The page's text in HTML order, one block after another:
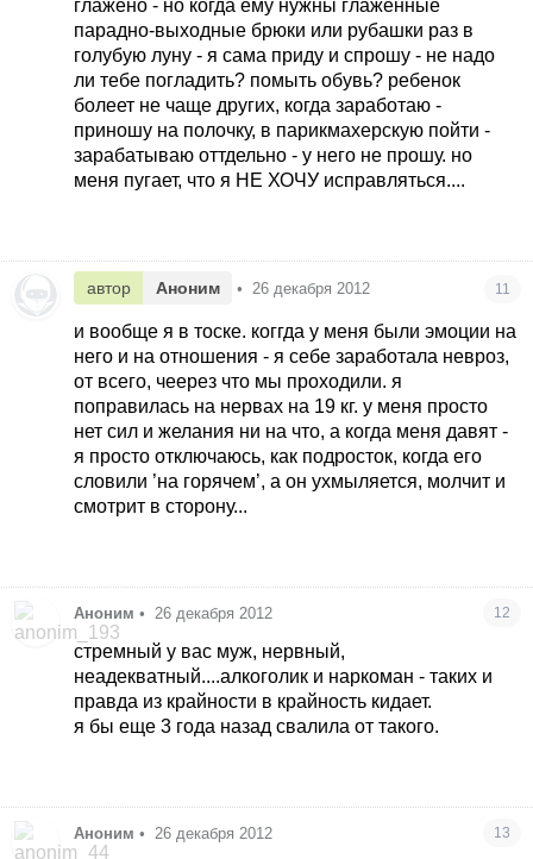
глажено - но когда ему нужны глаженные
парадно-выходные брюки или рубашки раз в
голубую луну - я сама приду и спрошу - не надо
ли тебе погладить? помыть обувь? ребенок
болеет не чаще других, когда заработаю -
приношу на полочку, в парикмахерскую пойти -
зарабатываю оттдельно - у него не прошу. но
меня пугает, что я НЕ ХОЧУ исправляться....
автор Аноним • 26 декабря 2012 11
и вообще я в тоске. коггда у меня были эмоции на
него и на отношения - я себе заработала невроз,
от всего, чеерез что мы проходили. я
поправилась на нервах на 19 кг. у меня просто
нет сил и желания ни на что, а когда меня давят -
я просто отключаюсь, как подросток, когда его
словили ’на горячем’, а он ухмыляется, молчит и
смотрит в сторону...
Аноним • 26 декабря 2012 12
стремный у вас муж, нервный,
неадекватный....алкоголик и наркоман - таких и
правда из крайности в крайность кидает.
я бы еще 3 года назад свалила от такого.
Аноним • 26 декабря 2012 13